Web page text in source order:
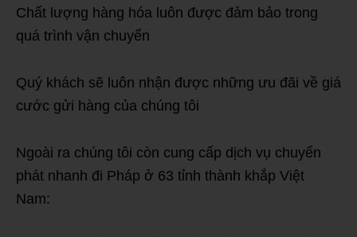
Chất lượng hàng hóa luôn được đảm bảo trong
quá trình vận chuyển
Quý khách sẽ luôn nhận được những ưu đãi về giá
cước gửi hàng của chúng tôi
Ngoài ra chúng tôi còn cung cấp dịch vụ chuyển
phát nhanh đi Pháp ở 63 tỉnh thành khắp Việt
Nam: